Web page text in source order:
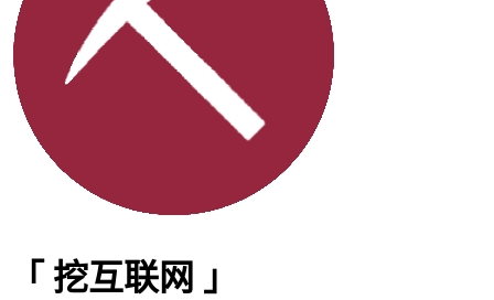
「 挖互联网 」